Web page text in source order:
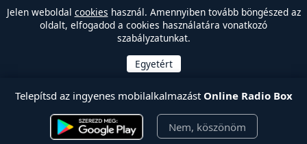
Jelen weboldal cookies használ. Amennyiben tovább böngészed az
oldalt, elfogadod a cookies használatára vonatkozó
szabályzatunkat.
Telepítsd az ingyenes mobilalkalmazást Online Radio Box
Nem, köszönöm